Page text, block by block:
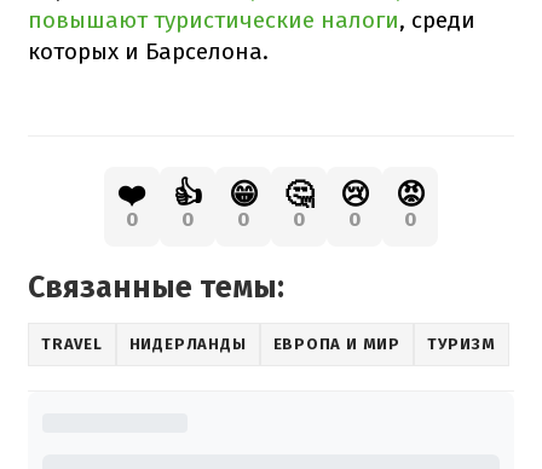
повышают туристические налоги, среди
которых и Барселона.
❤️
0
👍
0
😁
0
🤔
0
😢
0
😡
0
Связанные темы:
TRAVEL НИДЕРЛАНДЫ ЕВРОПА И МИР ТУРИЗМ